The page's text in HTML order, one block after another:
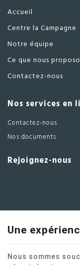
Accueil
Centre la Campagne
Notre équipe
Ce que nous
Contactez-nous
Nos services en
Contactez-nous
Nos documents
Rejoignez-nous
Une
Nous sommes